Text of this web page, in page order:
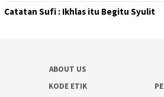
Catatan Sufi : Ikhlas itu Begitu Syulit
ABOUT US
KODE ETIK